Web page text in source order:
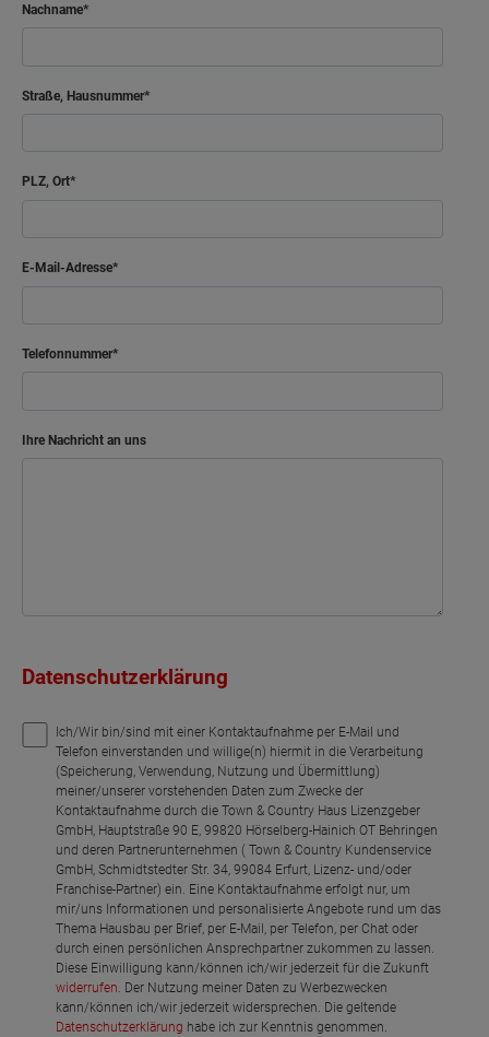
Nachname
Straße, Hausnummer
PLZ, Ort
E-Mail-Adresse
Telefonnummer
Ihre Nachricht an uns
Datenschutzerklärung
Ich/Wir bin/sind mit einer Kontaktaufnahme per E-Mail und
Telefon einverstanden und willige(n) hiermit in die Verarbeitung
(Speicherung, Verwendung, Nutzung und Übermittlung)
meiner/unserer vorstehenden Daten zum Zwecke der
Kontaktaufnahme durch die Town & Country Haus Lizenzgeber
GmbH, Hauptstraße 90 E, 99820 Hörselberg-Hainich OT Behringen
und deren Partnerunternehmen ( Town & Country Kundenservice
GmbH, Schmidtstedter Str. 34, 99084 Erfurt, Lizenz- und/oder
Franchise-Partner) ein. Eine Kontaktaufnahme erfolgt nur, um
mir/uns Informationen und personalisierte Angebote rund um das
Thema Hausbau per Brief, per E-Mail, per Telefon, per Chat oder
durch einen persönlichen Ansprechpartner zukommen zu lassen.
Diese Einwilligung kann/können ich/wir jederzeit für die Zukunft
widerrufen. Der Nutzung meiner Daten zu Werbezwecken
kann/können ich/wir jederzeit widersprechen. Die geltende
Datenschutzerklärung habe ich zur Kenntnis genommen.